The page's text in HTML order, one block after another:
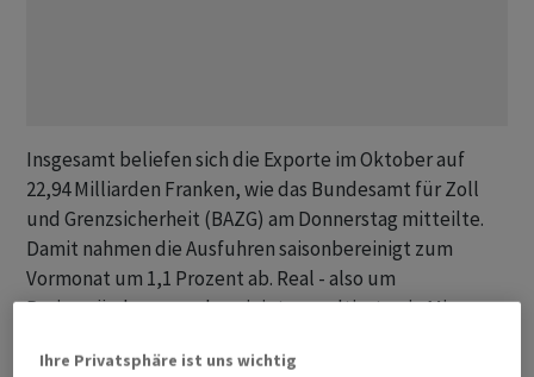
Insgesamt beliefen sich die Exporte im Oktober auf
22,94 Milliarden Franken, wie das Bundesamt für Zoll
und Grenzsicherheit (BAZG) am Donnerstag mitteilte.
Damit nahmen die Ausfuhren saisonbereinigt zum
Vormonat um 1,1 Prozent ab. Real - also um
Preisveränderungen bereinigt - resultierte ein Minus
Ihre Privatsphäre ist uns wichtig